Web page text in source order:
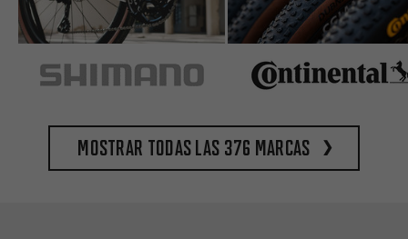
Mostrar todas las 376 marcas